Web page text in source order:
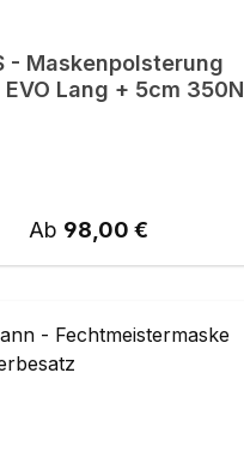
- Maskenpolsterung
Trinity EVO Lang + 5cm 350N
Regulärer Preis:
Ab 98,00 €